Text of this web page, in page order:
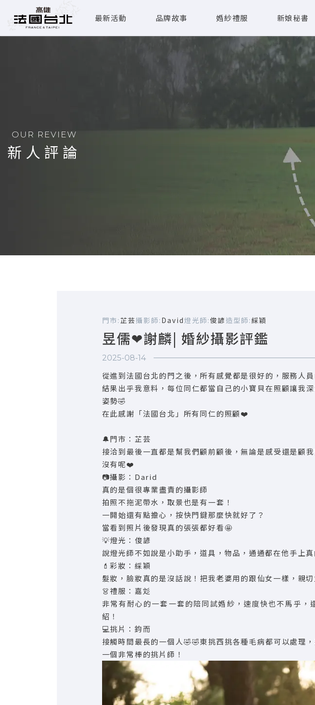
最新活動 品牌故事 婚紗禮服 新娘秘書
OUR REVIEW
新人評論
門市: 芷芸攝影師: David燈光師:俊諺造型師:綵穎
昱儒❤謝麟| 婚紗攝影評鑑
2025-08-14
從進到法國台北的門之後，所有感覺都是很好的，服務人
結果出乎我意料，每位同仁都當自己的小寶貝在照顧讓我
姿勢🤣
在此感謝「法國台北」所有同仁的照顧❤️
🔔門市：芷芸
接洽到最後一直都是幫我們顧前顧後，無論是感受還是顧
沒有呢❤️
📷攝影：Darid
真的是個很專業盡責的攝影師
拍照不拖泥帶水，取景也是有一套！
一開始還有點擔心，按快門鍵那麼快就好了？
當看到照片後發現真的張張都好看🤩
💡燈光：俊諺
說燈光師不如說是小助手，道具，物品，通通都在他手上
💄彩妝：綵穎
髮妝，臉妝真的是沒話說！把我老婆用的跟仙女一樣，親
👗禮服：嘉彣
非常有耐心的一套一套的陪同試婚紗，速度快也不馬乎
紹！
💻挑片：鈞而
接觸時間最長的一個人🤣🤣東挑西挑各種毛病都可以處理
一個非常棒的挑片師！